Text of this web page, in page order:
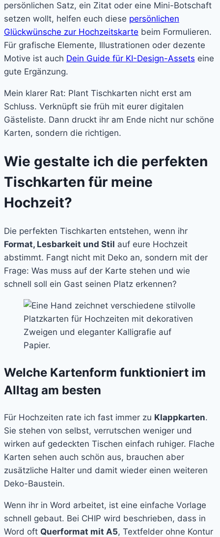
persönlichen Satz, ein Zitat oder eine Mini-Botschaft
setzen wollt, helfen euch diese persönlichen
Glückwünsche zur Hochzeitskarte beim Formulieren.
Für grafische Elemente, Illustrationen oder dezente
Motive ist auch Dein Guide für KI-Design-Assets eine
gute Ergänzung.
Mein klarer Rat: Plant Tischkarten nicht erst am
Schluss. Verknüpft sie früh mit eurer digitalen
Gästeliste. Dann druckt ihr am Ende nicht nur schöne
Karten, sondern die richtigen.
Wie gestalte ich die perfekten
Tischkarten für meine
Hochzeit?
Die perfekten Tischkarten entstehen, wenn ihr
Format, Lesbarkeit und Stil auf eure Hochzeit
abstimmt. Fangt nicht mit Deko an, sondern mit der
Frage: Was muss auf der Karte stehen und wie
schnell soll ein Gast seinen Platz erkennen?
Welche Kartenform funktioniert im
Alltag am besten
Für Hochzeiten rate ich fast immer zu Klappkarten.
Sie stehen von selbst, verrutschen weniger und
wirken auf gedeckten Tischen einfach ruhiger. Flache
Karten sehen auch schön aus, brauchen aber
zusätzliche Halter und damit wieder einen weiteren
Deko-Baustein.
Wenn ihr in Word arbeitet, ist eine einfache Vorlage
schnell gebaut. Bei CHIP wird beschrieben, dass in
Word oft Querformat mit A5, Textfelder ohne Kontur